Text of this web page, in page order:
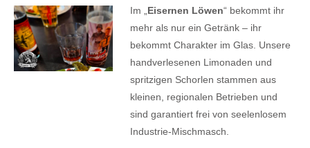
Im „ Eisernen Löwen“ bekommt ihr
mehr als nur ein Getränk – ihr
bekommt Charakter im Glas. Unsere
handverlesenen Limonaden und
spritzigen Schorlen stammen aus
kleinen, regionalen Betrieben und
sind garantiert frei von seelenlosem
Industrie-Mischmasch.